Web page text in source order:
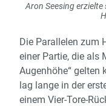
Aron Seesing erzielte
Die Parallelen zum
einer Partie, die als
Augenhöhe“ gelten
lag lange in der
einem Vier-Tore-